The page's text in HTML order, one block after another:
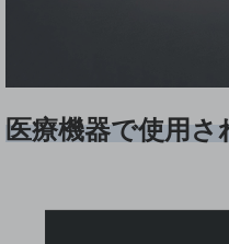
医療機器で使用さ